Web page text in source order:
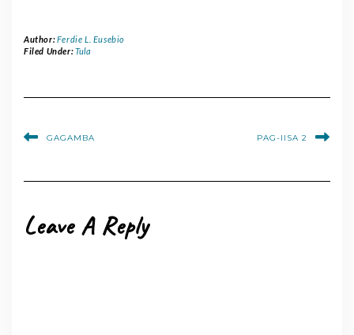
Author:Ferdie L. Eusebio
Filed Under:Tula
GAGAMBA PAG-IISA 2
Leave A Reply